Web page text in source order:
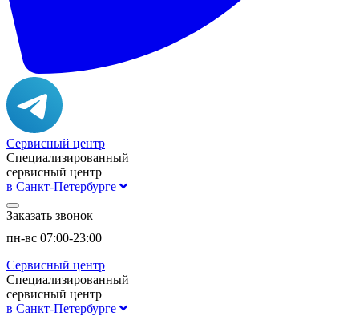
Сервисный центр
Специализированный
сервисный центр
в Санкт-Петербурге
Заказать звонок
пн-вс 07:00-23:00
Сервисный центр
Специализированный
сервисный центр
в Санкт-Петербурге